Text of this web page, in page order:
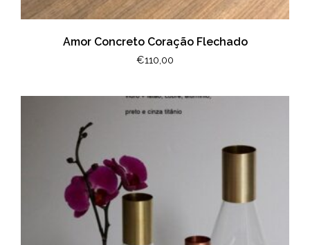
Amor Concreto Coração Flechado
€110,00